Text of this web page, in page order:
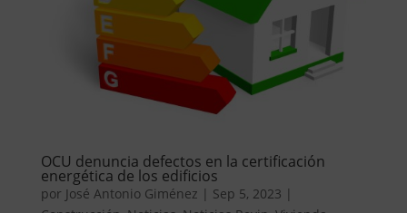
OCU denuncia defectos en la certificación
energética de los edificios
por José Antonio Giménez | Sep 5, 2023 |